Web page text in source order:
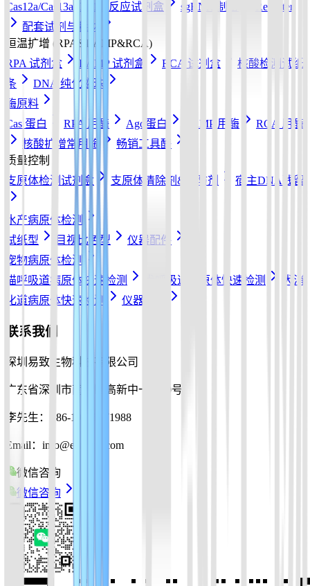
Cas12a/Cas13a/Cas14a反应试剂盒
sgRNA 制备
Reporter
配套试剂与耗材
恒温扩增 (RPA&LAMP&RCA)
RPA 试剂盒
LAMP 试剂盒 RCA 试剂盒
核酸检测试纸
条
DNA 纯化磁珠
酶原料
Cas 蛋白
RPA 用酶 Ago蛋白 LAMP 用酶
RCA 用酶
核酸扩增常用酶
畅销工具酶
质量控制
支原体检测试剂盒
支原体清除剂&预防剂 宿主DNA残留
水产病原体检测
试纸型
目视比色型
仪器配件
宠物病原体检测
猫呼吸道病原体快速检测
犬呼吸道病原体快速检测
犬消
化道病原体快速检测
仪器配件
联系我们
深圳易致生物科技有限公司
广东省深圳市南山区高新中一道10号
李先生：+86-19925271988
Email：info@ezassay.com
微信咨询
微信咨询